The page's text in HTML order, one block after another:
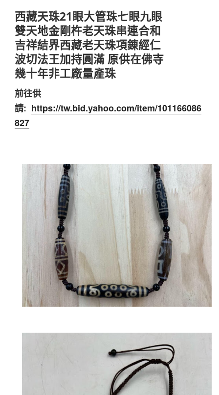
西藏天珠21眼大管珠七眼九眼
雙天地金剛杵老天珠串連合和
吉祥結界西藏老天珠項錬經仁
波切法王加持圓滿 原供在佛寺
幾十年非工廠量產珠
前往供
請: https://tw.bid.yahoo.com/item/101166086
827